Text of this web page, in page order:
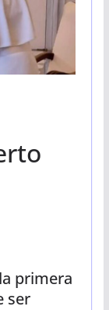
primera
ser